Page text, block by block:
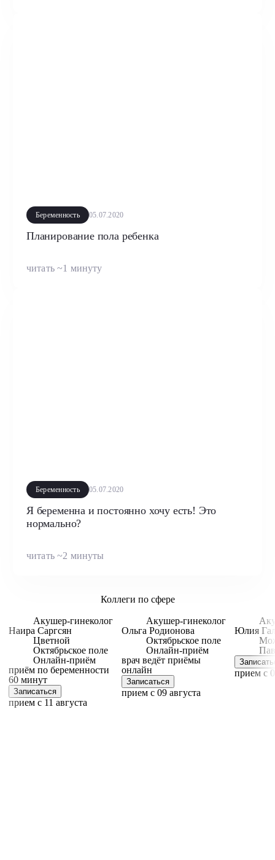
Беременность 05.07.2020
Планирование пола ребенка
читать ~1 минуту
Беременность 05.07.2020
Я беременна и постоянно хочу есть! Это
нормально?
читать ~2 минуты
Коллеги по сфере
Акушер-гинеколог
Наира Саргсян
Цветной
Октябрьское поле
Онлайн-приём
приём по беременности
60 минут
Записаться
прием c 11 августа
Акушер-гинеколог
Ольга Родионова
Октябрьское поле
Онлайн-приём
врач ведёт приёмы
онлайн
Записаться
прием c 09 августа
Юлия
прием c